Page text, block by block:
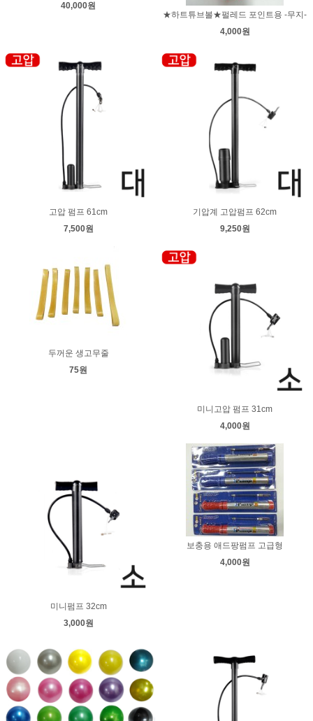
40,000원
★하트튜브볼★펄레드 포인트용 -무지-
4,000원
고압 펌프 61cm
7,500원
기압계 고압펌프 62cm
9,250원
두꺼운 생고무줄
75원
미니고압 펌프 31cm
4,000원
미니펌프 32cm
3,000원
보충용 애드팡펌프 고급형
4,000원